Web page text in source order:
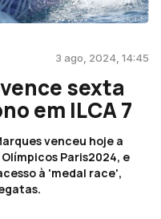
3 ago, 2024, 14:45
sexta
em ILCA 7
venceu hoje a
Paris2024, e
à 'medal race',